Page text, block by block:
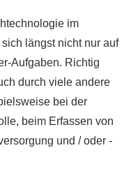
im
längst nicht nur auf
Aufgaben. Richtig
durch viele andere
bei der
beim Erfassen von
und / oder -